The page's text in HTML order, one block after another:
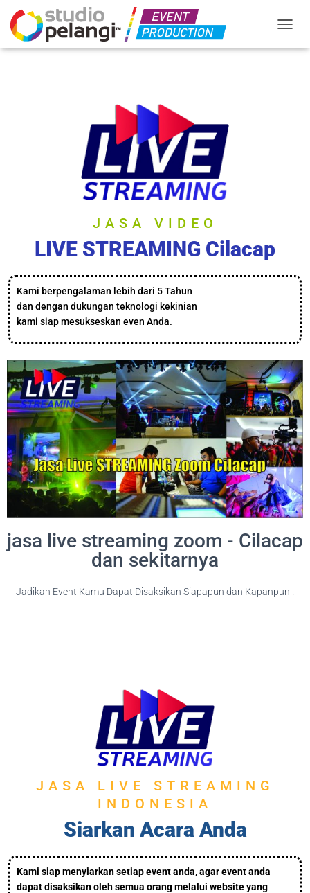
JASA VIDEO
LIVE STREAMING Cilacap
Kami berpengalaman lebih dari 5 Tahun
dan dengan dukungan teknologi kekinian
kami siap mesukseskan even Anda.
jasa live streaming zoom - Cilacap
dan sekitarnya
Jadikan Event Kamu Dapat Disaksikan Siapapun dan Kapanpun !
JASA LIVE STREAMING
INDONESIA
Siarkan Acara Anda
Kami siap menyiarkan setiap event anda, agar event anda
dapat disaksikan oleh semua orang melalui website yang